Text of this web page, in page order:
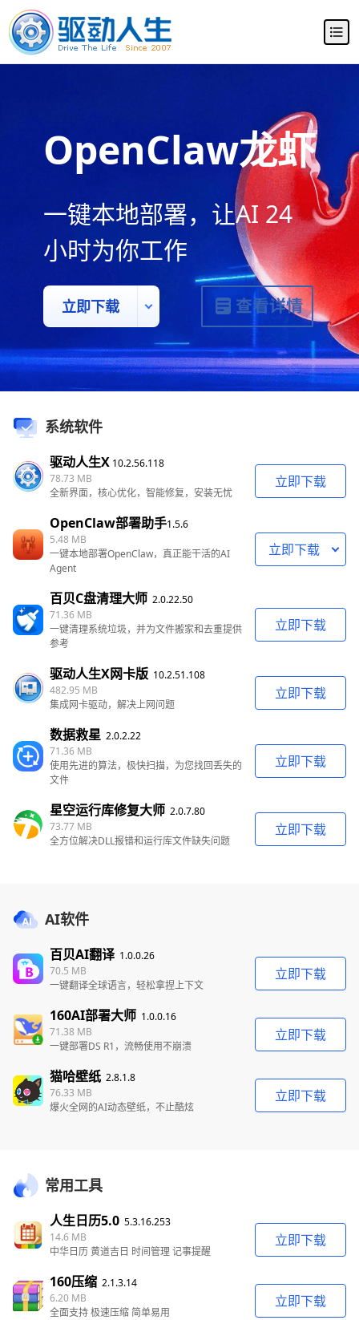
OpenClaw龙虾
部署助手
一键本地部署，让AI 24
小时为你工作
立即下载
系统软件
驱动人生X 10.2.56.118
78.73 MB
全新界面，核心优化，智能修复，安装无忧
立即下载
OpenClaw部署助手1.5.6
5.48 MB
一键本地部署OpenClaw，真正能干活的AI
Agent
立即下载
百贝C盘清理大师 2.0.22.50
71.36 MB
一键清理系统垃圾，并为文件搬家和去重提供
参考
立即下载
驱动人生X网卡版 10.2.51.108
482.95 MB
集成网卡驱动，解决上网问题
立即下载
数据救星 2.0.2.22
71.36 MB
使用先进的算法，极快扫描，为您找回丢失的
文件
立即下载
星空运行库修复大师 2.0.7.80
73.77 MB
全方位解决DLL报错和运行库文件缺失问题
立即下载
AI软件
百贝AI翻译1.0.0.26
70.5 MB
一键翻译全球语言，轻松拿捏上下文
立即下载
160AI部署大师 1.0.0.16
71.38 MB
一键部署DS R1，流畅使用不崩溃
立即下载
猫哈壁纸 2.8.1.8
76.33 MB
爆火全网的AI动态壁纸，不止酷炫
立即下载
常用工具
人生日历5.0 5.3.16.253
14.6 MB
中华日历 黄道吉日 时间管理 记事提醒
立即下载
160压缩 2.1.3.14
6.20 MB
全面支持 极速压缩 简单易用
立即下载